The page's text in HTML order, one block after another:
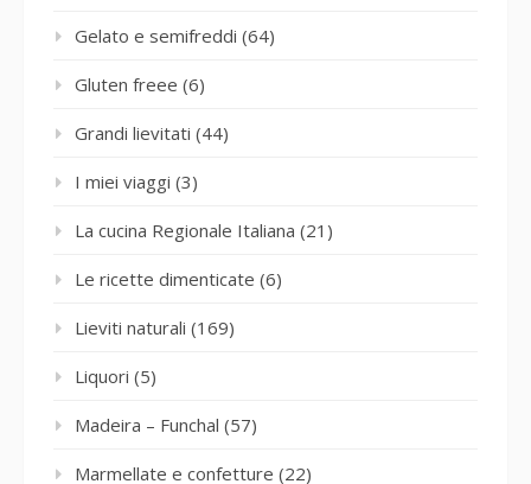
Gelato e semifreddi (64)
Gluten freee (6)
Grandi lievitati (44)
I miei viaggi (3)
La cucina Regionale Italiana (21)
Le ricette dimenticate (6)
Lieviti naturali (169)
Liquori (5)
Madeira – Funchal (57)
Marmellate e confetture (22)